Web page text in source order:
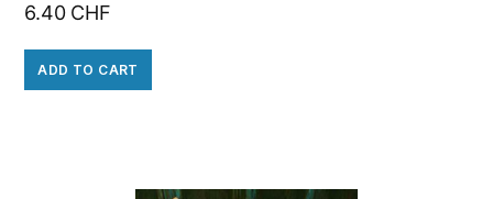
6.40 CHF
ADD TO CART